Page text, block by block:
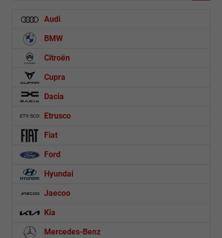
Audi
BMW
Citroën
Cupra
Dacia
Etrusco
Fiat
Ford
Hyundai
Jaecoo
Kia
Mercedes-Benz